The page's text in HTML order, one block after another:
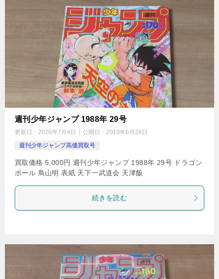
週刊少年ジャンプ 1988年 29号
更新日： 2026年7月4日 公開日： 2019年6月28日
週刊少年ジャンプ高価買取号
買取価格 5,000円 週刊少年ジャンプ 1988年 29号 ドラゴン
ボール 鳥山明 表紙 天下一武道会 天津飯
続きを読む